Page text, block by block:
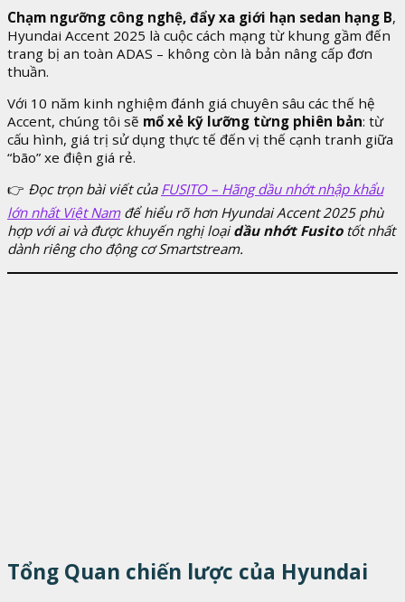
Chạm ngưỡng công nghệ, đẩy xa giới hạn sedan hạng B,
Hyundai Accent 2025 là cuộc cách mạng từ khung gầm đến
trang bị an toàn ADAS – không còn là bản nâng cấp đơn
thuần.
Với 10 năm kinh nghiệm đánh giá chuyên sâu các thế hệ
Accent, chúng tôi sẽ mổ xẻ kỹ lưỡng từng phiên bản: từ
cấu hình, giá trị sử dụng thực tế đến vị thế cạnh tranh giữa
“bão” xe điện giá rẻ.
👉 Đọc trọn bài viết của FUSITO – Hãng dầu nhớt nhập khẩu
lớn nhất Việt Namđể hiểu rõ hơn Hyundai Accent 2025 phù
hợp với ai và được khuyến nghị loạidầu nhớt Fusitotốt nhất
dành riêng cho động cơ Smartstream.
Tổng Quan chiến lược của Hyundai